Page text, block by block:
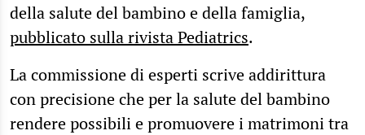
della salute del bambino e della famiglia,
pubblicato sulla rivista Pediatrics.
La commissione di esperti scrive addirittura
con precisione che per la salute del bambino
rendere possibili e promuovere i matrimoni tra